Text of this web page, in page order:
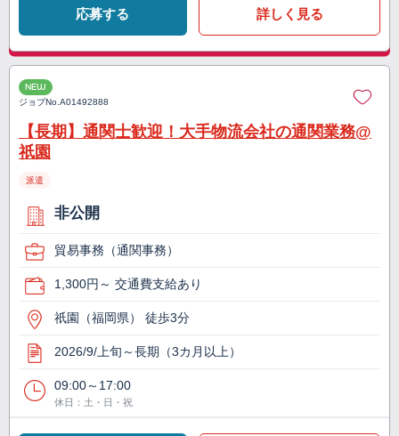
応募する 詳しく見る
NEW
ジョブNo.A01492888
【長期】通関士歓迎！大手物流会社の通関業務@
祇園
派遣
非公開
貿易事務（通関事務）
1,300円～ 交通費支給あり
祇園（福岡県） 徒歩3分
2026/9/上旬～長期（3カ月以上）
09:00～17:00
休日：土・日・祝